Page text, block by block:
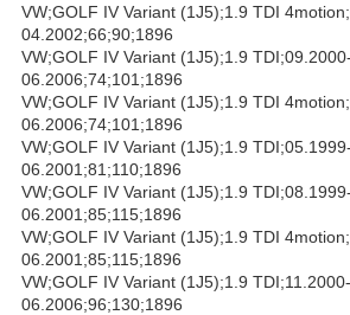
VW;GOLF IV Variant (1J5);1.9 TDI
04.2002;66;90;1896
VW;GOLF IV Variant (1J5);1.9 TDI;09.2000-
06.2006;74;101;1896
VW;GOLF IV Variant (1J5);1.9 TDI
06.2006;74;101;1896
VW;GOLF IV Variant (1J5);1.9 TDI;05.1999-
06.2001;81;110;1896
VW;GOLF IV Variant (1J5);1.9 TDI;08.1999-
06.2001;85;115;1896
VW;GOLF IV Variant (1J5);1.9 TDI
06.2001;85;115;1896
VW;GOLF IV Variant (1J5);1.9 TDI;11.2000-
06.2006;96;130;1896